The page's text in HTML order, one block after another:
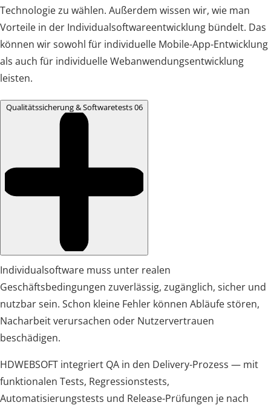
Technologie zu wählen. Außerdem wissen wir, wie man
Vorteile in der Individualsoftwareentwicklung bündelt. Das
können wir sowohl für individuelle Mobile-App-Entwicklung
als auch für individuelle Webanwendungsentwicklung
leisten.
Qualitätssicherung & Softwaretests06
Individualsoftware muss unter realen
Geschäftsbedingungen zuverlässig, zugänglich, sicher und
nutzbar sein. Schon kleine Fehler können Abläufe stören,
Nacharbeit verursachen oder Nutzervertrauen
beschädigen.
HDWEBSOFT integriert QA in den Delivery-Prozess — mit
funktionalen Tests, Regressionstests,
Automatisierungstests und Release-Prüfungen je nach